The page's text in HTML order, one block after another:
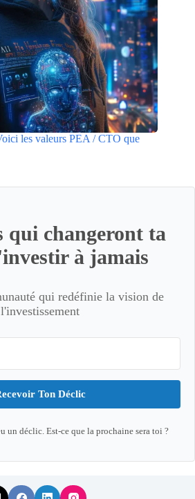
les valeurs PEA / CTO que
qui changeront ta
à jamais
qui redéfinie la vision de
l'investissement
Ton Déclic
un déclic. Est-ce que la prochaine sera toi ?